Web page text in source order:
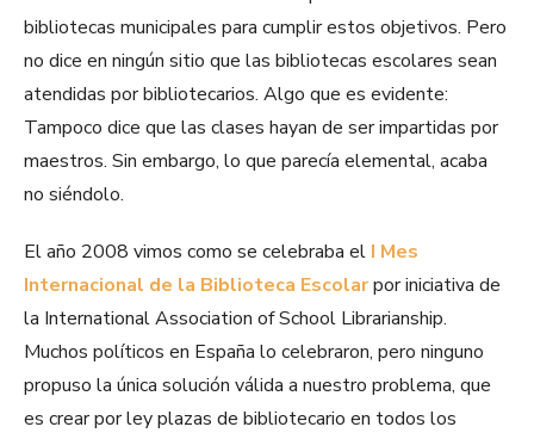
bibliotecas municipales para cumplir estos objetivos. Pero
no dice en ningún sitio que las bibliotecas escolares sean
atendidas por bibliotecarios. Algo que es evidente:
Tampoco dice que las clases hayan de ser impartidas por
maestros. Sin embargo, lo que parecía elemental, acaba
no siéndolo.
El año 2008 vimos como se celebraba el I Mes
Internacional de la Biblioteca Escolarpor iniciativa de
la International Association of School Librarianship.
Muchos políticos en España lo celebraron, pero ninguno
propuso la única solución válida a nuestro problema, que
es crear por ley plazas de bibliotecario en todos los